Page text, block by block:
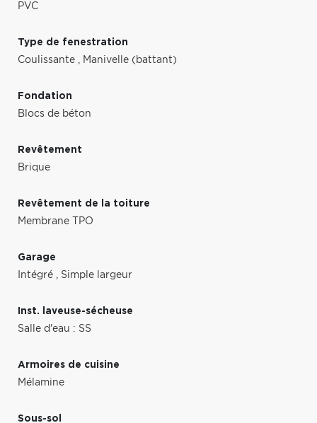
PVC
Type de fenestration
Coulissante , Manivelle (battant)
Fondation
Blocs de béton
Revêtement
Brique
Revêtement de la toiture
Membrane TPO
Garage
Intégré , Simple largeur
Inst. laveuse-sécheuse
Salle d'eau : SS
Armoires de cuisine
Mélamine
Sous-sol